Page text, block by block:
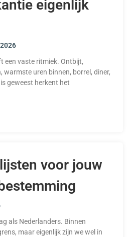
eigenlijk
een vaste ritmiek. Ontbijt,
uren binnen, borrel, diner,
geweest herkent het
voor jouw
als Nederlanders. Binnen
maar eigenlijk zijn we wel in